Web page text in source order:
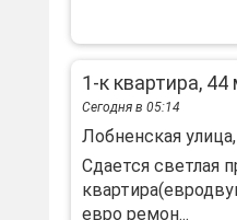
1-к квартира, 44
Сегодня в 05:14
Лобненская
Сдается светлая
евро ремон...